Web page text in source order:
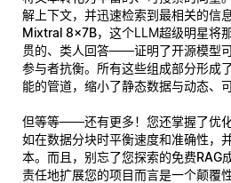
解上下文，并迅速检索到最相关的信
Mixtral 8x7B，这个LLM超级明星将
贯的、类人回答——证明了开源模型
参与者抗衡。所有这些组成部分形成
能的管道，缩小了静态数据与动态、
但等等——还有更多！您还掌握了优
如在数据分块时平衡速度和准确性，
本。而且，别忘了您探索的免费RAG
责任地扩展您的项目而言是一个颠覆